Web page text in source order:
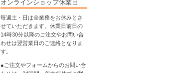
オンラインショップ休業日
毎週土・日は全業務をお休みとさ
せていただきます。休業日前日の
14時30分以降のご注文やお問い合
わせは翌営業日のご連絡となりま
す。
●ご注文やフォームからのお問い合